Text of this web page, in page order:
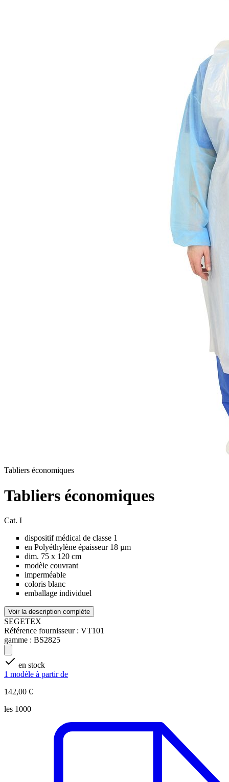
Tabliers économiques
Tabliers économiques
Cat. I
dispositif médical de classe 1
en Polyéthylène épaisseur 18 µm
dim. 75 x 120 cm
modèle couvrant
imperméable
coloris blanc
emballage individuel
Voir la description complète
SEGETEX
Référence fournisseur : VT101
gamme : BS2825
en stock
1 modèle à partir de
142,00 €
les 1000